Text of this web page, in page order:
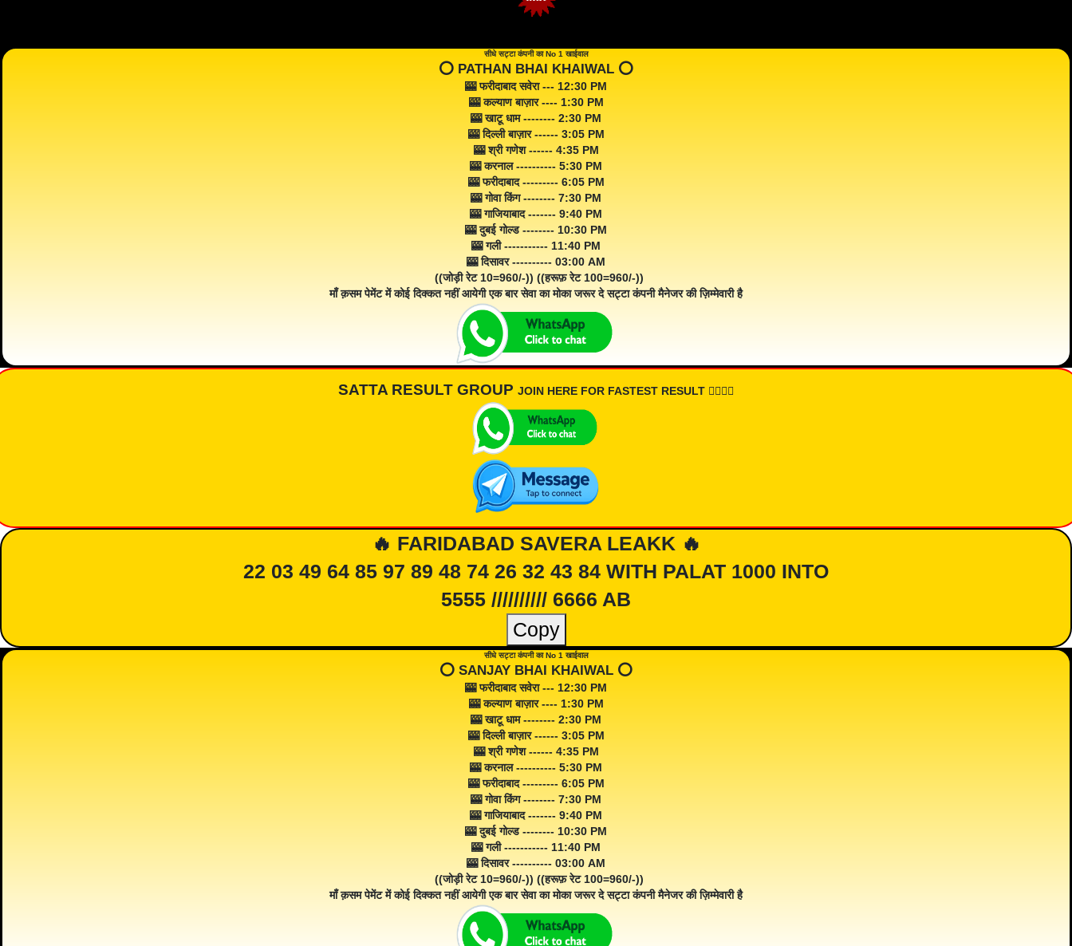
सीधे सट्टा कंपनी का No 1 खाईवाल
⭕️ PATHAN BHAI KHAIWAL ⭕️
🎰 फरीदाबाद सवेरा --- 12:30 PM
🎰 कल्याण बाज़ार ---- 1:30 PM
🎰 खाटू धाम -------- 2:30 PM
🎰 दिल्ली बाज़ार ------ 3:05 PM
🎰 श्री गणेश ------ 4:35 PM
🎰 करनाल ---------- 5:30 PM
🎰 फरीदाबाद --------- 6:05 PM
🎰 गोवा किंग -------- 7:30 PM
🎰 गाजियाबाद ------- 9:40 PM
🎰 दुबई गोल्ड -------- 10:30 PM
🎰 गली ----------- 11:40 PM
🎰 दिसावर ---------- 03:00 AM
((जोड़ी रेट 10=960/-)) ((हरूफ़ रेट 100=960/-))
माँ क़सम पेमेंट में कोई दिक्कत नहीं आयेगी एक बार सेवा का मोका जरूर दे सट्टा कंपनी मैनेजर की ज़िम्मेवारी है
SATTA RESULT GROUP JOIN HERE FOR FASTEST RESULT 👇🏾👇🏾
🔥 FARIDABAD SAVERA LEAKK 🔥
22 03 49 64 85 97 89 48 74 26 32 43 84 WITH PALAT 1000 INTO
5555 ////////// 6666 AB
Copy
सीधे सट्टा कंपनी का No 1 खाईवाल
⭕️ SANJAY BHAI KHAIWAL ⭕️
🎰 फरीदाबाद सवेरा --- 12:30 PM
🎰 कल्याण बाज़ार ---- 1:30 PM
🎰 खाटू धाम -------- 2:30 PM
🎰 दिल्ली बाज़ार ------ 3:05 PM
🎰 श्री गणेश ------ 4:35 PM
🎰 करनाल ---------- 5:30 PM
🎰 फरीदाबाद --------- 6:05 PM
🎰 गोवा किंग -------- 7:30 PM
🎰 गाजियाबाद ------- 9:40 PM
🎰 दुबई गोल्ड -------- 10:30 PM
🎰 गली ----------- 11:40 PM
🎰 दिसावर ---------- 03:00 AM
((जोड़ी रेट 10=960/-)) ((हरूफ़ रेट 100=960/-))
माँ क़सम पेमेंट में कोई दिक्कत नहीं आयेगी एक बार सेवा का मोका जरूर दे सट्टा कंपनी मैनेजर की ज़िम्मेवारी है